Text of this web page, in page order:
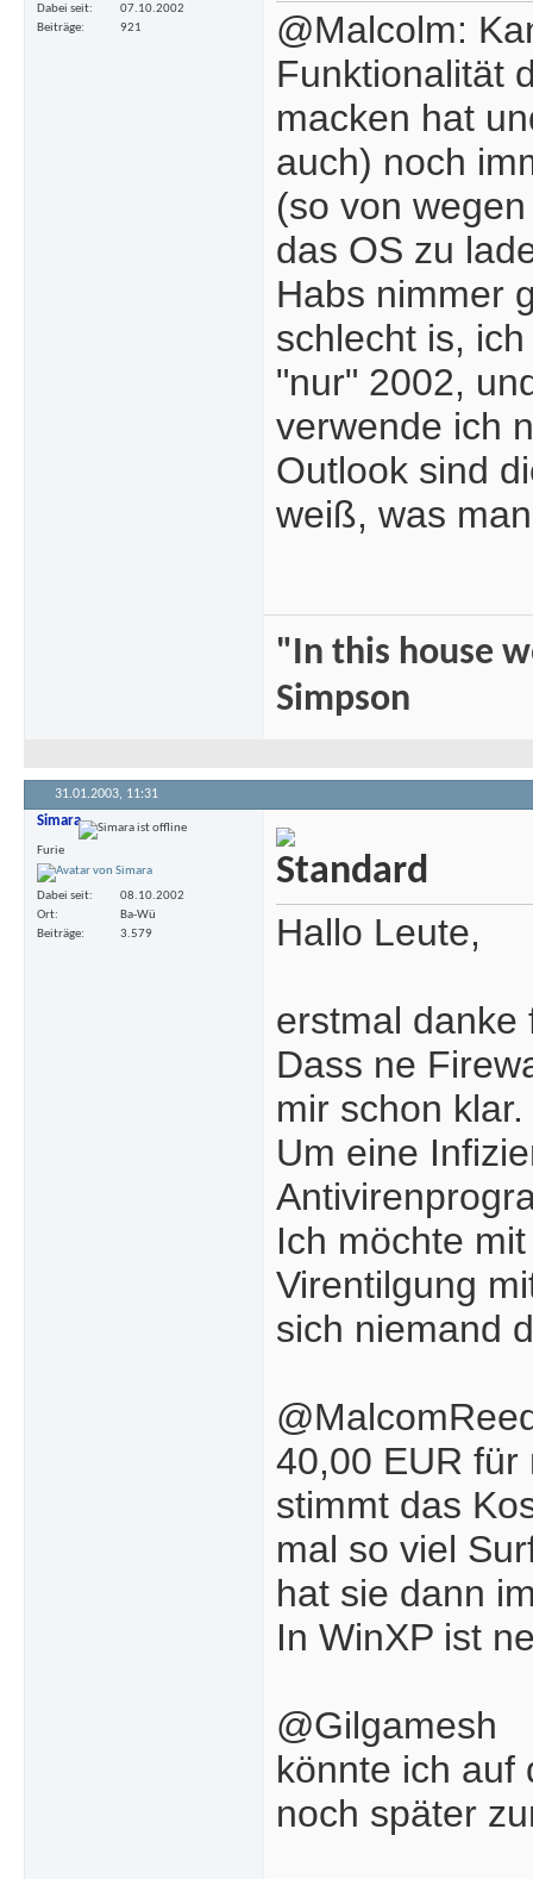
Dabei seit
07.10.2002
Beiträge
921
@Malcolm:
Funktionalität
macken hat
auch) noch
(so von
das OS zu
Habs nimmer
schlecht is,
"nur" 2002,
verwende ich
Outlook sind
weiß, was
"In this house
Simpson
31.01.2003, 11:31
Simara
Furie
Dabei seit
08.10.2002
Ort
Ba-Wü
Beiträge
3.579 Hallo Leute,
erstmal danke
Dass ne
mir schon
Um eine
Ich möchte
Virentilgung
sich niemand
40,00 EUR für
stimmt das
mal so viel
hat sie dann
In WinXP ist
@Gilgamesh
könnte ich auf
noch später